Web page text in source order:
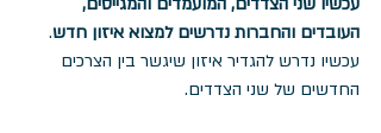
העובדים והחברות נדרשים למצוא איזון חדש.
עכשיו נדרש להגדיר איזון שיגשר בין הצרכים
החדשים של שני הצדדים.